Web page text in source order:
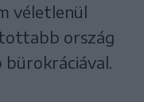
véletlenül
ország